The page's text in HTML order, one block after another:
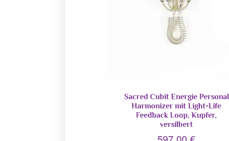
Sacred Cubit Energie Personal
Harmonizer mit Light-Life
Feedback Loop, Kupfer,
versilbert